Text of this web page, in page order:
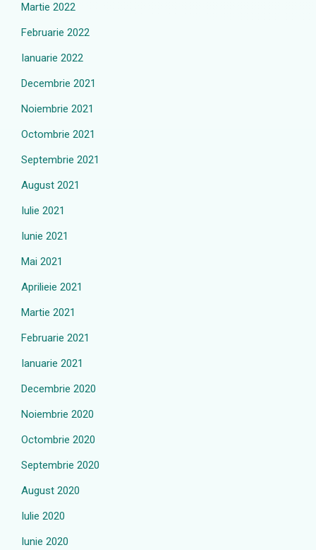
Martie 2022
Februarie 2022
Ianuarie 2022
Decembrie 2021
Noiembrie 2021
Octombrie 2021
Septembrie 2021
August 2021
Iulie 2021
Iunie 2021
Mai 2021
Aprilieie 2021
Martie 2021
Februarie 2021
Ianuarie 2021
Decembrie 2020
Noiembrie 2020
Octombrie 2020
Septembrie 2020
August 2020
Iulie 2020
Iunie 2020